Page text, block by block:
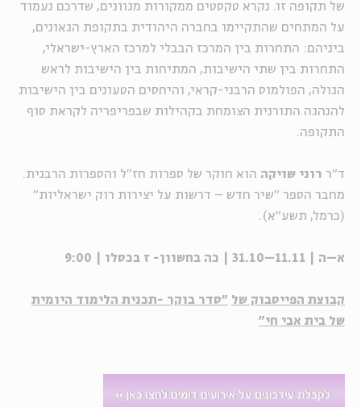
של תקופה זו. נקרא טקסטים ממקורות מגוונים, שדרכם נעמוד
על המתחים שהתקיימו בחברה היהודית בתקופת הגאונים,
ביניהם: התחרות בין המרכז הבבלי למרכז הארץ-ישראלי,
התחרות בין שתי הישיבות, המתיחות בין הישיבות לראש
הגולה, הפולמוס הרבני-קראי, והיחסים הטעונים בין הישיבות
להנהגה התורנית הצומחת בקהילות שבפריפריה לקראת סוף
התקופה.
ד"ר רוני שויקה הוא חוקר של ספרות חז"ל והספרות הרבנית.
מחבר הספר "שיר חדש – דרשות על יצירות רוק ישראליות"
(כרמל, תשע"א).
א–ה | 11.11–31.10 | כה בחשוון- ז בכסלו | 9:00
קבוצת הפייסבוק של "סדר בוקר -תכנית הלימוד היומית
של בית אבי חי"